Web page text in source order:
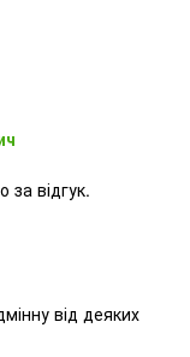
відгук.
від деяких